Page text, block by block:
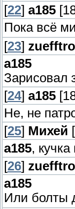
[22] a185
Пока всё
[23]
a185
Зарисовал
[24] a185
Не, не
[25] Михей
a185, кучка
[26]
a185
Или болты